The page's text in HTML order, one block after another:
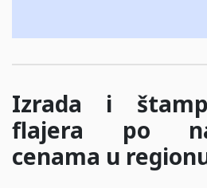
Izrada i
flajera po
cenama u